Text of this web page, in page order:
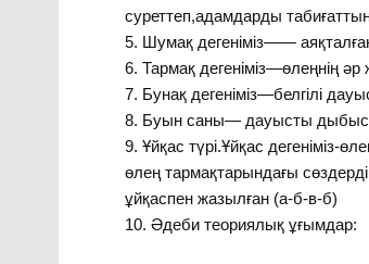
суреттеп,адамдарды
Шумақ дегеніміз——
Тармақ дегеніміз—өлеңнің
Бунақ дегеніміз—белгілі
Буын саны— дауысты дыбыс
Ұйқас түрі.Ұйқас дегеніміз-
өлең тармақтарындағы
ұйқаспен жазылған (а-б-в-б)
Әдеби теориялық ұғымдар: